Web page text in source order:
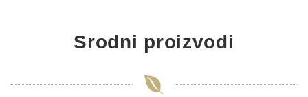
Srodni proizvodi